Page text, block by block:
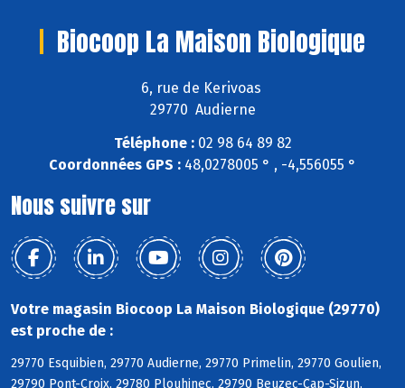
Biocoop La Maison Biologique
6, rue de Kerivoas
29770 Audierne
Téléphone :02 98 64 89 82
Coordonnées GPS : 48,0278005 ° , -4,556055 °
Nous suivre sur
Votre magasin Biocoop La Maison Biologique (29770)
est proche de :
29770 Esquibien, 29770 Audierne, 29770 Primelin, 29770 Goulien,
29790 Pont-Croix, 29780 Plouhinec, 29790 Beuzec-Cap-Sizun,